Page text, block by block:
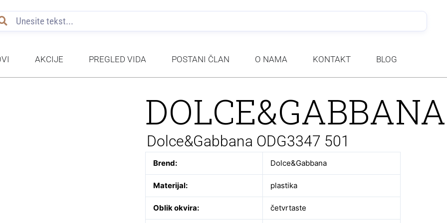
AKCIJE PREGLED VIDA POSTANI ČLAN O NAMA KONTAKT BLOG
DOLCE&GABBANA
Dolce&Gabbana ODG3347 501
Brend: Dolce&Gabbana
Materijal: plastika
Oblik okvira: četvrtaste